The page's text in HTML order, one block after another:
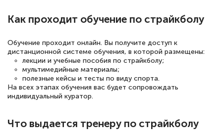
10 марта 2026
быстро ответили, разъяснили все детали.
Обучение понравилось: огромное
количество тематической литературы,
пособий и учебников доступно на время
прохождения курса, удобная система
каком этапе…
Как проходит обучение по страйкболу
Обучение проходит онлайн. Вы получите доступ к
дистанционной системе обучения, в которой размещены:
лекции и учебные пособия по страйкболу;
мультимедийные материалы;
полезные кейсы и тесты по виду спорта.
На всех этапах обучения вас будет сопровождать
индивидуальный куратор.
Что выдается тренеру по страйкболу